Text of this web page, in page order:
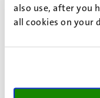
also use, after you
all cookies on your